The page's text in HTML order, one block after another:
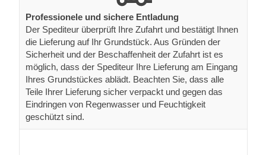
Professionele und sichere Entladung
Der Spediteur überprüft Ihre Zufahrt und bestätigt Ihnen
die Lieferung auf Ihr Grundstück. Aus Gründen der
Sicherheit und der Beschaffenheit der Zufahrt ist es
möglich, dass der Spediteur Ihre Lieferung am Eingang
Ihres Grundstückes ablädt. Beachten Sie, dass alle
Teile Ihrer Lieferung sicher verpackt und gegen das
Eindringen von Regenwasser und Feuchtigkeit
geschützt sind.